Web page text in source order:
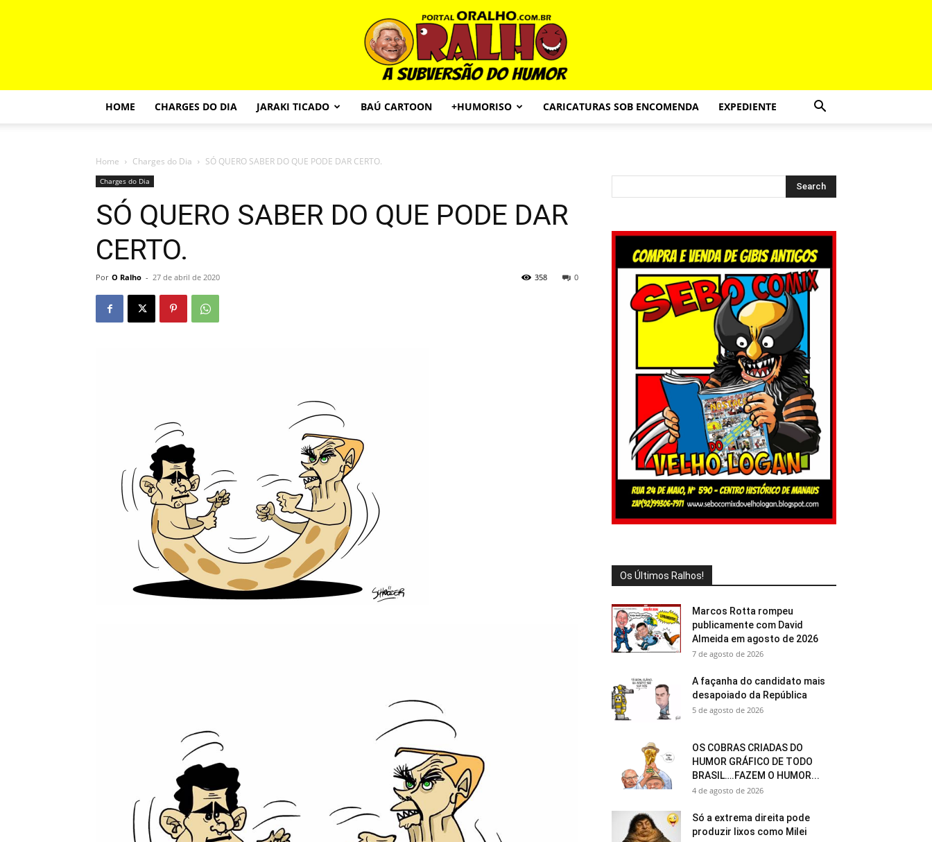
O
HOME CHARGES DO DIA JARAKI TICADO BAÚ CARTOON +HUMORISO CARICATURAS SOB ENCOMENDA EXPEDIENTE
Home Charges do Dia SÓ QUERO SABER DO QUE PODE DAR CERTO.
Charges do Dia
SÓ QUERO SABER DO QUE PODE DAR
CERTO.
Por O Ralho - 27 de abril de 2020 0
358
Os Últimos Ralhos!
Marcos Rotta rompeu
publicamente com David
Almeida em agosto de 2026
7 de agosto de 2026
A façanha do candidato mais
desapoiado da República
5 de agosto de 2026
OS COBRAS CRIADAS DO
HUMOR GRÁFICO DE TODO
BRASIL….FAZEM O HUMOR...
4 de agosto de 2026
Só a extrema direita pode
produzir lixos como Milei